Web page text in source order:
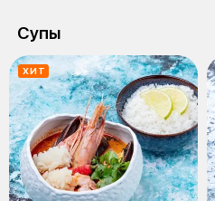
Супы
ХИТ